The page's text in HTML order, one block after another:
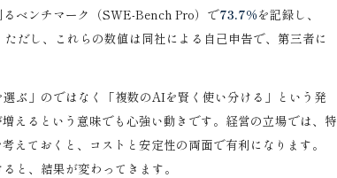
ベンチマーク（SWE-Bench Pro）で73.7%を記録し、
だし、これらの数値は同社による自己申告で、第三者に
ぶ」のではなく「複数のAIを賢く使い分ける」という発
えるという意味でも心強い動きです。経営の立場では、特
えておくと、コストと安定性の両面で有利になります。
と、結果が変わってきます。